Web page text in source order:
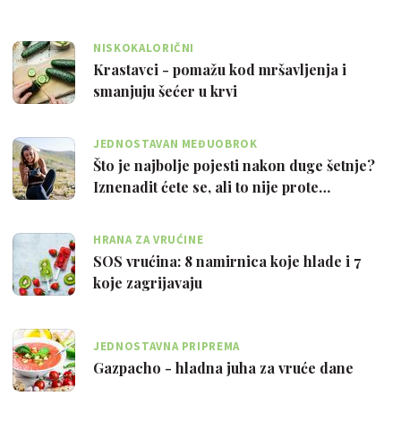
NISKOKALORIČNI
Krastavci - pomažu kod mršavljenja i
smanjuju šećer u krvi
JEDNOSTAVAN MEĐUOBROK
Što je najbolje pojesti nakon duge šetnje?
Iznenadit ćete se, ali to nije prote…
HRANA ZA VRUĆINE
SOS vrućina: 8 namirnica koje hlade i 7
koje zagrijavaju
JEDNOSTAVNA PRIPREMA
Gazpacho - hladna juha za vruće dane